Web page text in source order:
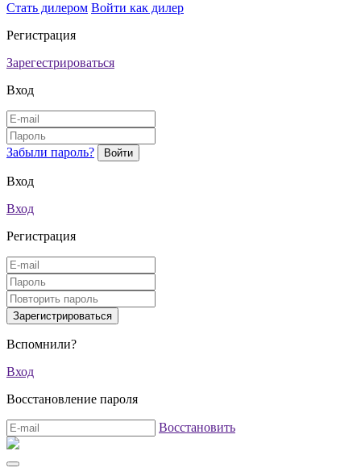
Стать дилером Войти как дилер
Регистрация
Зарегестрироваться
Вход
Забыли пароль?
Вход
Вход
Регистрация
Вспомнили?
Вход
Восстановление пароля
Восстановить